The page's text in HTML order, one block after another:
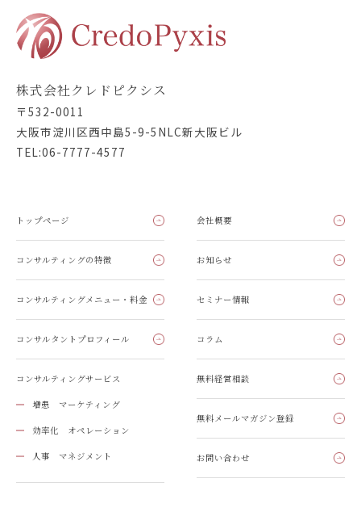
株式会社クレドピクシス
〒532-0011
大阪市淀川区西中島5-9-5NLC新大阪ビル
TEL:06-7777-4577
トップページ
コンサルティングの特徴
コンサルティングメニュー・料金
コンサルタントプロフィール
コンサルティングサービス
増患 マーケティング
効率化 オペレーション
人事 マネジメント
会社概要
お知らせ
セミナー情報
コラム
無料経営相談
無料メールマガジン登録
お問い合わせ